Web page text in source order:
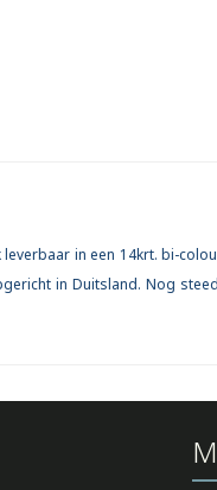
in een 14krt. bi-
in Duitsland. Nog